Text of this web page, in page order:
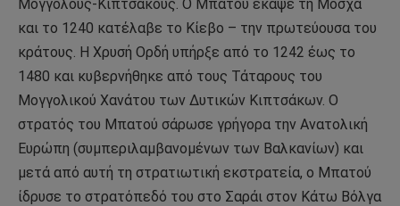
Μογγόλους-Κιπτσάκους. Ο Μπατού έκαψε τη Μόσχα
και το 1240 κατέλαβε το Κίεβο – την πρωτεύουσα του
κράτους. Η Χρυσή Ορδή υπήρξε από το 1242 έως το
1480 και κυβερνήθηκε από τους Τάταρους του
Μογγολικού Χανάτου των Δυτικών Κιπτσάκων. Ο
στρατός του Μπατού σάρωσε γρήγορα την Ανατολική
Ευρώπη (συμπεριλαμβανομένων των Βαλκανίων) και
μετά από αυτή τη στρατιωτική εκστρατεία, ο Μπατού
ίδρυσε το στρατόπεδό του στο Σαράι στον Κάτω Βόλγα